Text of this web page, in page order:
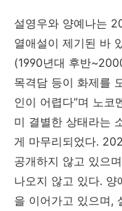
설영우와 양예나는
열애설이 제기된 바
(1990년대 후반
목격담 등이 화제를
인이 어렵다”며 노코
미 결별한 상태라는
게 마무리되었다.
공개하지 않고 있으
나오지 않고 있다.
을 이어가고 있으며,